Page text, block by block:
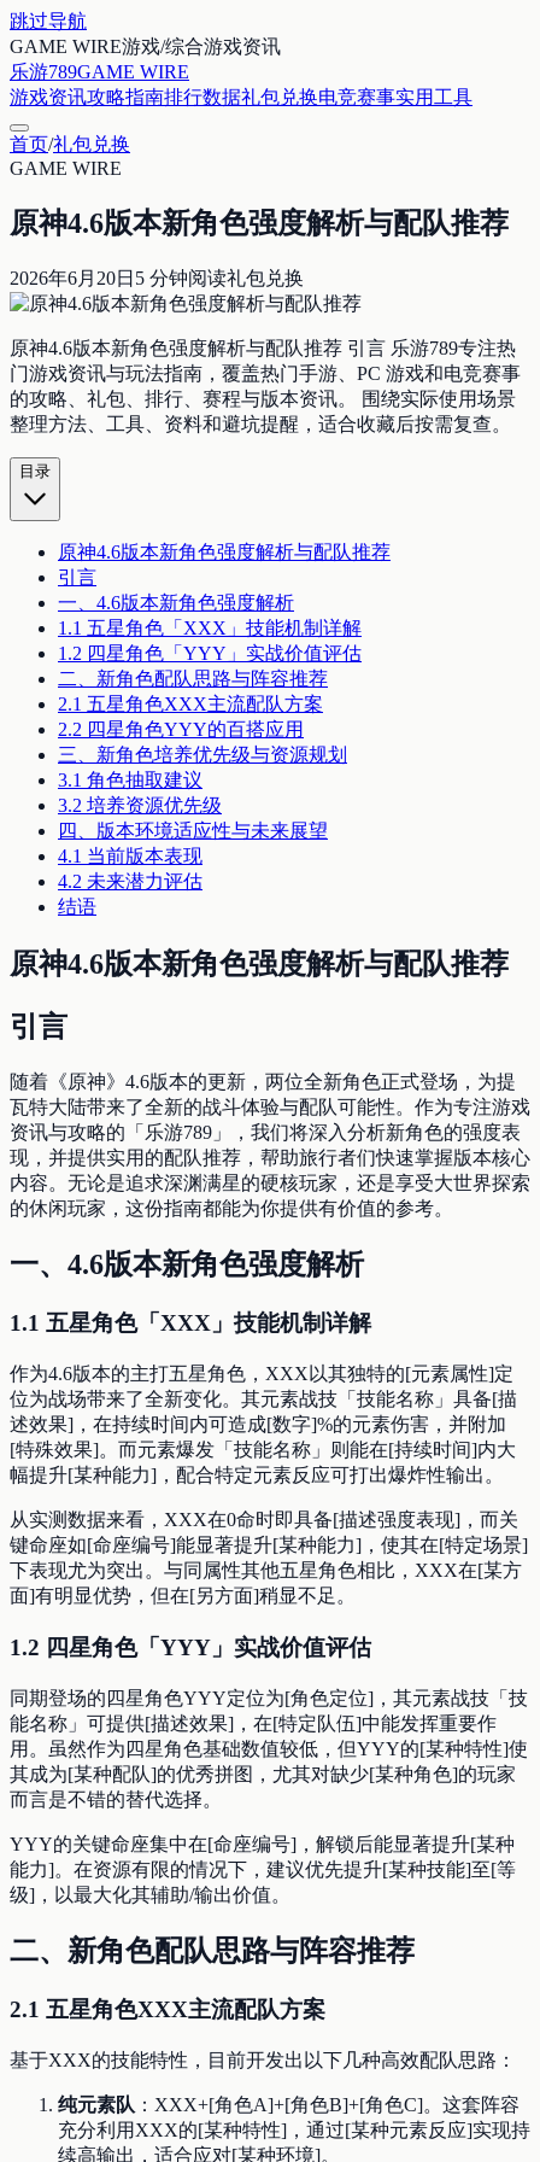
跳过导航
GAME WIRE游戏/综合游戏资讯
乐游789GAME WIRE
游戏资讯攻略指南排行数据礼包兑换电竞赛事实用工具
首页/礼包兑换
GAME WIRE
原神4.6版本新角色强度解析与配队推荐
2026年6月20日 5 分钟阅读礼包兑换
原神4.6版本新角色强度解析与配队推荐 引言 乐游789专注热
门游戏资讯与玩法指南，覆盖热门手游、PC 游戏和电竞赛事
的攻略、礼包、排行、赛程与版本资讯。 围绕实际使用场景
整理方法、工具、资料和避坑提醒，适合收藏后按需复查。
目录
原神4.6版本新角色强度解析与配队推荐
引言
一、4.6版本新角色强度解析
1.1 五星角色「XXX」技能机制详解
1.2 四星角色「YYY」实战价值评估
二、新角色配队思路与阵容推荐
2.1 五星角色XXX主流配队方案
2.2 四星角色YYY的百搭应用
三、新角色培养优先级与资源规划
3.1 角色抽取建议
3.2 培养资源优先级
四、版本环境适应性与未来展望
4.1 当前版本表现
4.2 未来潜力评估
结语
原神4.6版本新角色强度解析与配队推荐
引言
随着《原神》4.6版本的更新，两位全新角色正式登场，为提
瓦特大陆带来了全新的战斗体验与配队可能性。作为专注游戏
资讯与攻略的「乐游789」，我们将深入分析新角色的强度表
现，并提供实用的配队推荐，帮助旅行者们快速掌握版本核心
内容。无论是追求深渊满星的硬核玩家，还是享受大世界探索
的休闲玩家，这份指南都能为你提供有价值的参考。
一、4.6版本新角色强度解析
1.1 五星角色「XXX」技能机制详解
作为4.6版本的主打五星角色，XXX以其独特的[元素属性]定
位为战场带来了全新变化。其元素战技「技能名称」具备[描
述效果]，在持续时间内可造成[数字]%的元素伤害，并附加
[特殊效果]。而元素爆发「技能名称」则能在[持续时间]内大
幅提升[某种能力]，配合特定元素反应可打出爆炸性输出。
从实测数据来看，XXX在0命时即具备[描述强度表现]，而关
键命座如[命座编号]能显著提升[某种能力]，使其在[特定场景]
下表现尤为突出。与同属性其他五星角色相比，XXX在[某方
面]有明显优势，但在[另方面]稍显不足。
1.2 四星角色「YYY」实战价值评估
同期登场的四星角色YYY定位为[角色定位]，其元素战技「技
能名称」可提供[描述效果]，在[特定队伍]中能发挥重要作
用。虽然作为四星角色基础数值较低，但YYY的[某种特性]使
其成为[某种配队]的优秀拼图，尤其对缺少[某种角色]的玩家
而言是不错的替代选择。
YYY的关键命座集中在[命座编号]，解锁后能显著提升[某种
能力]。在资源有限的情况下，建议优先提升[某种技能]至[等
级]，以最大化其辅助/输出价值。
二、新角色配队思路与阵容推荐
2.1 五星角色XXX主流配队方案
基于XXX的技能特性，目前开发出以下几种高效配队思路：
纯元素队 ：XXX+[角色A]+[角色B]+[角色C]。这套阵容
充分利用XXX的[某种特性]，通过[某种元素反应]实现持
续高输出，适合应对[某种环境]。